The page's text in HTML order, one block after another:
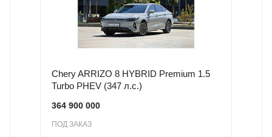
Chery ARRIZO 8 HYBRID Premium 1.5
Turbo PHEV (347 л.с.)
364 900 000
ПОД ЗАКАЗ